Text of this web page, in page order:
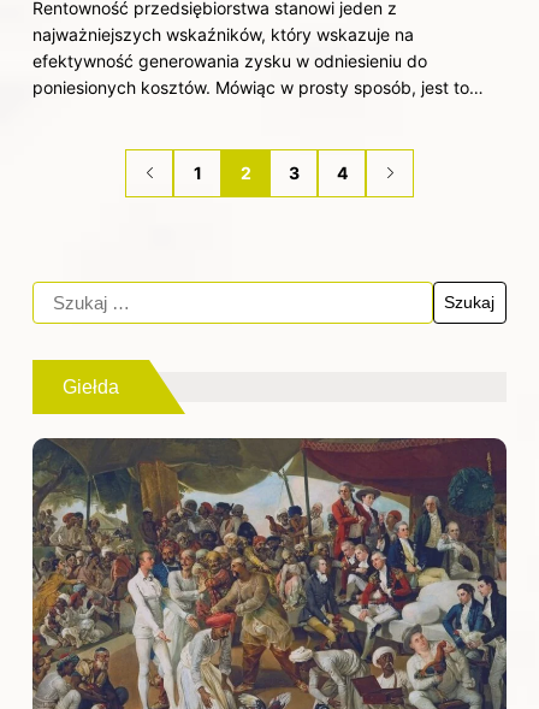
Rentowność przedsiębiorstwa stanowi jeden z
najważniejszych wskaźników, który wskazuje na
efektywność generowania zysku w odniesieniu do
poniesionych kosztów. Mówiąc w prosty sposób, jest to…
1 2 3 4
Giełda